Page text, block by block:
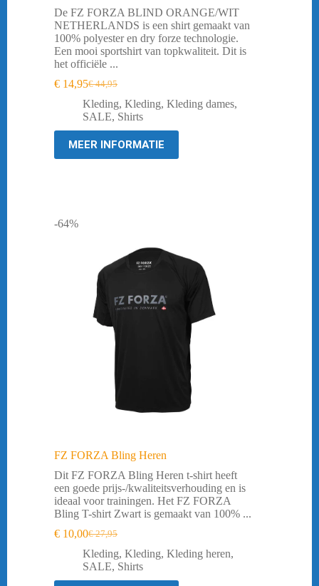
De FZ FORZA BLIND ORANGE/WIT
NETHERLANDS is een shirt gemaakt van
100% polyester en dry forze technologie.
Een mooi sportshirt van topkwaliteit. Dit is
het officiële ...
€44,95
Oorspronkelijke
prijs
was:
€ 44,95.
€ 14,95Huidige
prijs
is:
€ 14,95.
Kleding, Kleding, Kleding dames,
SALE, Shirts
MEER INFORMATIE
-64%
FZ FORZA Bling Heren
Dit FZ FORZA Bling Heren t-shirt heeft
een goede prijs-/kwaliteitsverhouding en is
ideaal voor trainingen. Het FZ FORZA
Bling T-shirt Zwart is gemaakt van 100% ...
€27,95
Oorspronkelijke
prijs
was:
€ 27,95.
€ 10,00Huidige
prijs
is:
€ 10,00.
Kleding, Kleding, Kleding heren,
SALE, Shirts